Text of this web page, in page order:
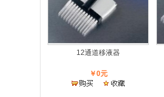
12通道移液器
￥0元